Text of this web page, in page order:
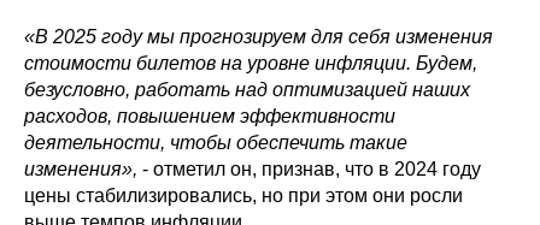
«В 2025 году мы прогнозируем для себя изменения
стоимости билетов на уровне инфляции. Будем,
безусловно, работать над оптимизацией наших
расходов, повышением эффективности
деятельности, чтобы обеспечить такие
изменения», - отметил он, признав, что в 2024 году
цены стабилизировались, но при этом они росли